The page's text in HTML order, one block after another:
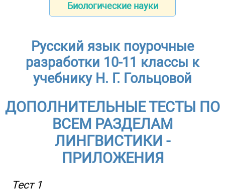
Биологические науки
Русский язык поурочные
разработки 10-11 классы к
учебнику Н. Г. Гольцовой
ДОПОЛНИТЕЛЬНЫЕ ТЕСТЫ ПО
ВСЕМ РАЗДЕЛАМ
ЛИНГВИСТИКИ -
ПРИЛОЖЕНИЯ
Тест 1